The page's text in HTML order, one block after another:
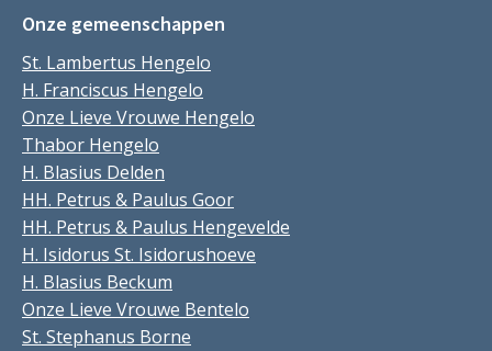
Onze gemeenschappen
St. Lambertus Hengelo
H. Franciscus Hengelo
Onze Lieve Vrouwe Hengelo
Thabor Hengelo
H. Blasius Delden
HH. Petrus & Paulus Goor
HH. Petrus & Paulus Hengevelde
H. Isidorus St. Isidorushoeve
H. Blasius Beckum
Onze Lieve Vrouwe Bentelo
St. Stephanus Borne